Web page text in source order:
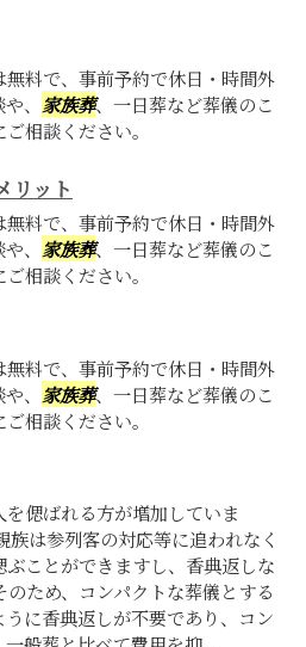
料で、事前予約で休日・時間外
、 家族葬、一日葬など葬儀のこ
相談ください。
リット
料で、事前予約で休日・時間外
、 家族葬、一日葬など葬儀のこ
相談ください。
料で、事前予約で休日・時間外
、 家族葬、一日葬など葬儀のこ
相談ください。
偲ばれる方が増加していま
族は参列客の対応等に追われなく
ことができますし、香典返しな
ため、コンパクトな葬儀とする
に香典返しが不要であり、コン